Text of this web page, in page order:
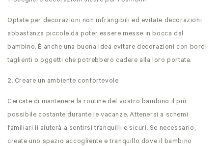
Optate per decorazioni non infrangibili ed evitate decorazioni
abbastanza piccole da poter essere messe in bocca dal
bambino. È anche una buona idea evitare decorazioni con bordi
taglienti o oggetti che potrebbero cadere alla loro portata.
2. Creare un ambiente confortevole
Cercate di mantenere la routine del vostro bambino il più
possibile costante durante le vacanze. Attenersi a schemi
familiari li aiuterà a sentirsi tranquilli e sicuri. Se necessario,
create uno spazio accogliente e tranquillo dove il bambino